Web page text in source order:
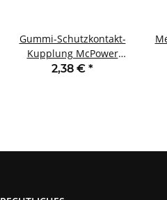
Gummi-Schutzkontakt-
Kupplung McPower
schwarz
2,38 € *